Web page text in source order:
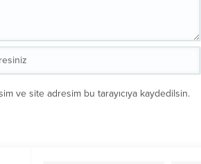
ve site adresim bu tarayıcıya kaydedilsin.